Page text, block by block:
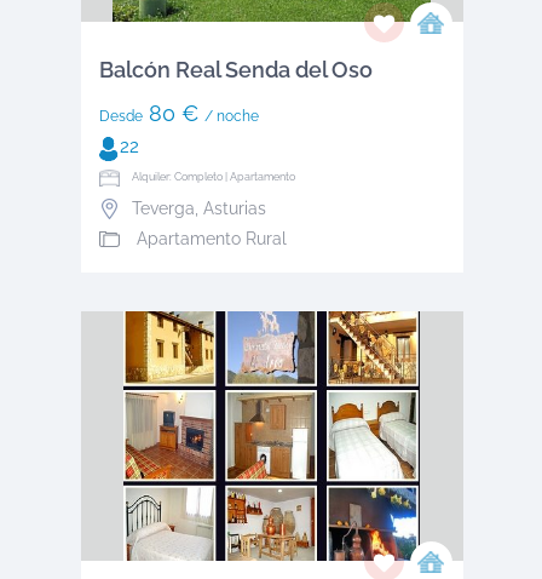
Balcón Real Senda del Oso
Desde80 € / noche
22
Alquiler: Completo | Apartamento
Teverga Asturias
Apartamento Rural